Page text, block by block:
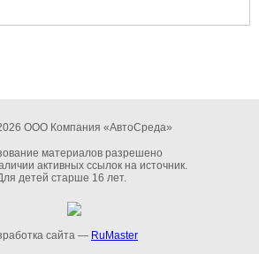
ООО Компания «АвтоСреда»
материалов разрешено
активных ссылок на источник.
детей старше 16 лет.
сайта — RuMaster